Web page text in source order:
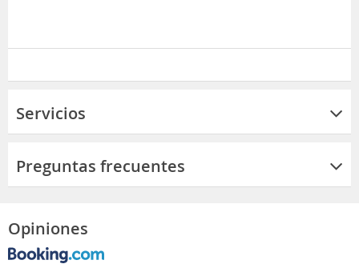
Servicios
Preguntas frecuentes
Opiniones